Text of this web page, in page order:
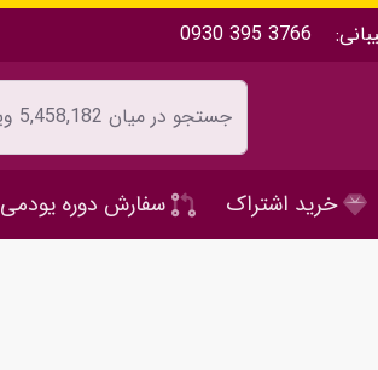
0930 395 3766
خرید اشتراک سفارش دوره یودمی